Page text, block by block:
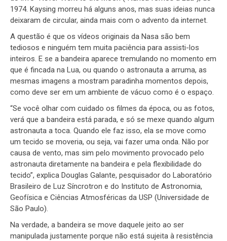
1974. Kaysing morreu há alguns anos, mas suas ideias nunca
deixaram de circular, ainda mais com o advento da internet.
A questão é que os vídeos originais da Nasa são bem
tediosos e ninguém tem muita paciência para assisti-los
inteiros. E se a bandeira aparece tremulando no momento em
que é fincada na Lua, ou quando o astronauta a arruma, as
mesmas imagens a mostram paradinha momentos depois,
como deve ser em um ambiente de vácuo como é o espaço.
“Se você olhar com cuidado os filmes da época, ou as fotos,
verá que a bandeira está parada, e só se mexe quando algum
astronauta a toca. Quando ele faz isso, ela se move como
um tecido se moveria, ou seja, vai fazer uma onda. Não por
causa de vento, mas sim pelo movimento provocado pelo
astronauta diretamente na bandeira e pela flexibilidade do
tecido”, explica Douglas Galante, pesquisador do Laboratório
Brasileiro de Luz Síncrotron e do Instituto de Astronomia,
Geofísica e Ciências Atmosféricas da USP (Universidade de
São Paulo).
Na verdade, a bandeira se move daquele jeito ao ser
manipulada justamente porque não está sujeita à resistência